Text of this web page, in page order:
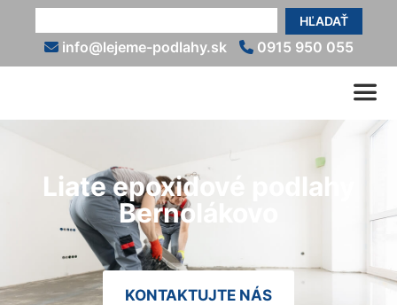
HĽADAŤ
info@lejeme-podlahy.sk 0915 950 055
Liate epoxidové podlahy
Bernolákovo
KONTAKTUJTE NÁS